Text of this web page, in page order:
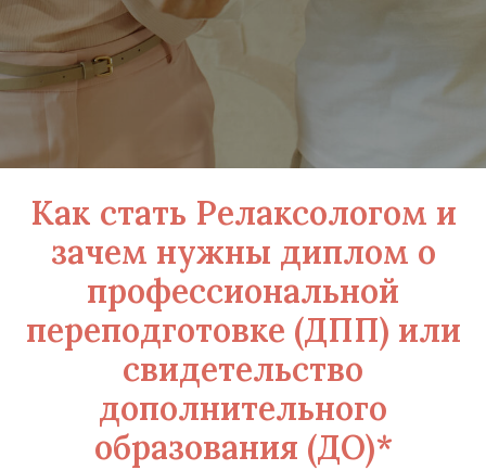
Как стать Релаксологом и
зачем нужны диплом о
профессиональной
переподготовке (ДПП) или
свидетельство
дополнительного
образования (ДО)*